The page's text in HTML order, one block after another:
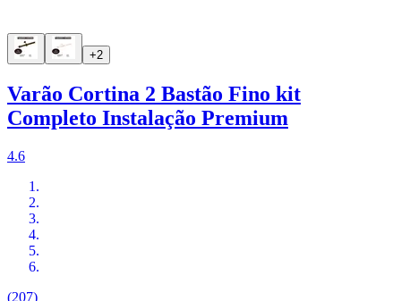
+2
Varão Cortina 2 Bastão Fino kit
Completo Instalação Premium
4.6
(207)